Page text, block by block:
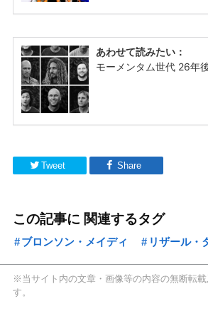
Tweet Share
この記事に 関連するタグ
ブロンソン・メイディ リザール・
※当サイト内の文章・画像等の内容の無断転載
す。